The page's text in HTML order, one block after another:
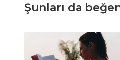
Şunları da